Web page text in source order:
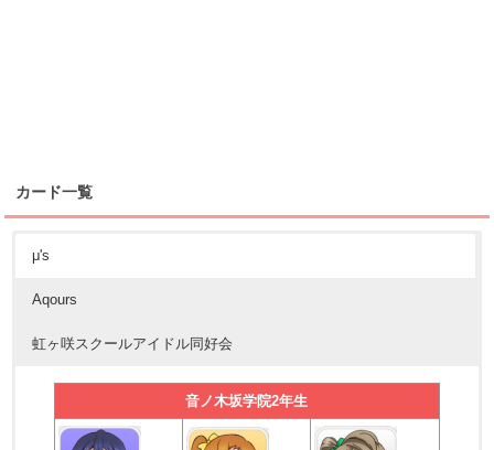
カード一覧
μ's
Aqours
虹ヶ咲スクールアイドル同好会
音ノ木坂学院2年生